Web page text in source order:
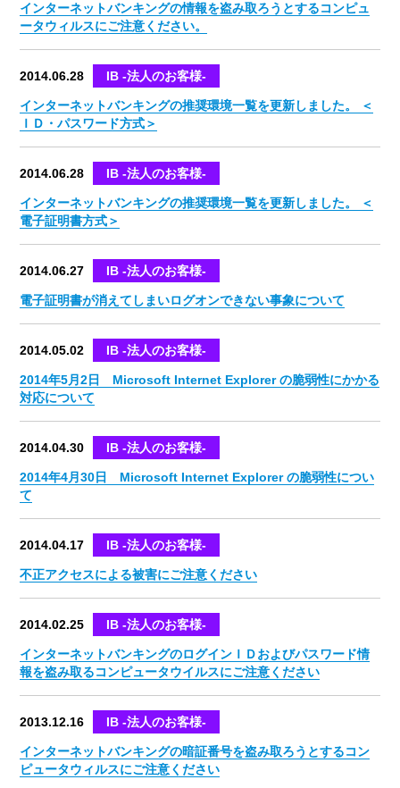
インターネットバンキングの情報を盗み取ろうとするコンピュ
ータウィルスにご注意ください。
2014.06.28 IB -法人のお客様-
インターネットバンキングの推奨環境一覧を更新しました。 ＜
ＩＤ・パスワード方式＞
2014.06.28 IB -法人のお客様-
インターネットバンキングの推奨環境一覧を更新しました。 ＜
電子証明書方式＞
2014.06.27 IB -法人のお客様-
電子証明書が消えてしまいログオンできない事象について
2014.05.02 IB -法人のお客様-
2014年5月2日 Microsoft Internet Explorer の脆弱性にかかる
対応について
2014.04.30 IB -法人のお客様-
2014年4月30日 Microsoft Internet Explorer の脆弱性につい
て
2014.04.17 IB -法人のお客様-
不正アクセスによる被害にご注意ください
2014.02.25 IB -法人のお客様-
インターネットバンキングのログインＩＤおよびパスワード情
報を盗み取るコンピュータウイルスにご注意ください
2013.12.16 IB -法人のお客様-
インターネットバンキングの暗証番号を盗み取ろうとするコン
ピュータウィルスにご注意ください